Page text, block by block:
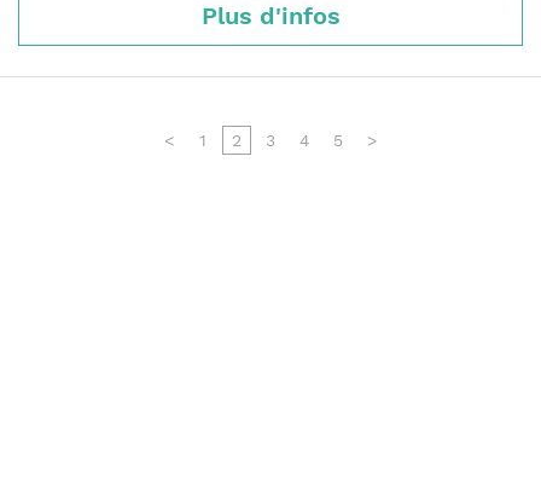
Plus d'infos
< 1 2 3 4 5 >